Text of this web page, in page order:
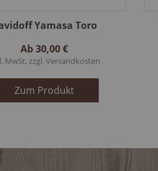
Yamasa Toro
Ab30,00 €
MwSt, zzgl. Versandkosten
Zum Produkt